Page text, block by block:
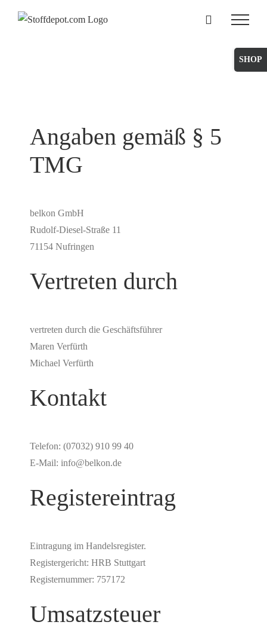
Angaben gemäß § 5
TMG
belkon GmbH
Rudolf-Diesel-Straße 11
71154 Nufringen
Vertreten durch
vertreten durch die Geschäftsführer
Maren Verfürth
Michael Verfürth
Kontakt
Telefon: (07032) 910 99 40
E-Mail: info@belkon.de
Registereintrag
Eintragung im Handelsregister.
Registergericht: HRB Stuttgart
Registernummer: 757172
Umsatzsteuer
Toggle
Sliding